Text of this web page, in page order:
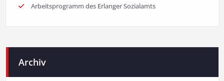
Arbeitsprogramm des Erlanger Sozialamts
Archiv